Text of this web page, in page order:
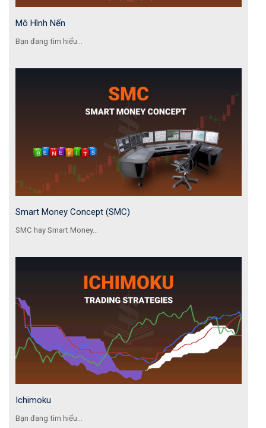
Mô Hình Nến
Bạn đang tìm hiểu...
Smart Money Concept (SMC)
SMC hay Smart Money...
Ichimoku
Bạn đang tìm hiểu...